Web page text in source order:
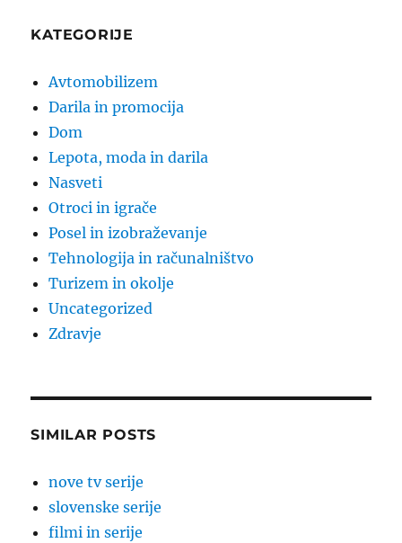
KATEGORIJE
Avtomobilizem
Darila in promocija
Dom
Lepota, moda in darila
Nasveti
Otroci in igrače
Posel in izobraževanje
Tehnologija in računalništvo
Turizem in okolje
Uncategorized
Zdravje
SIMILAR POSTS
nove tv serije
slovenske serije
filmi in serije